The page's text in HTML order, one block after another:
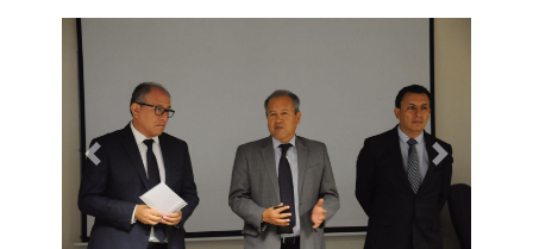
Previous Next